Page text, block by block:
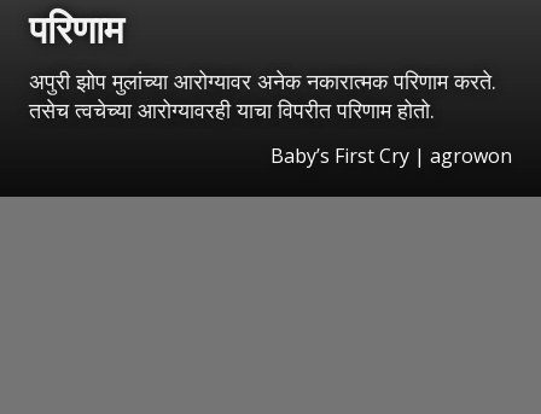
परिणाम
अपुरी झोप मुलांच्या आरोग्यावर अनेक नकारात्मक परिणाम करते.
तसेच त्वचेच्या आरोग्यावरही याचा विपरीत परिणाम होतो.
Baby’s First Cry | agrowon